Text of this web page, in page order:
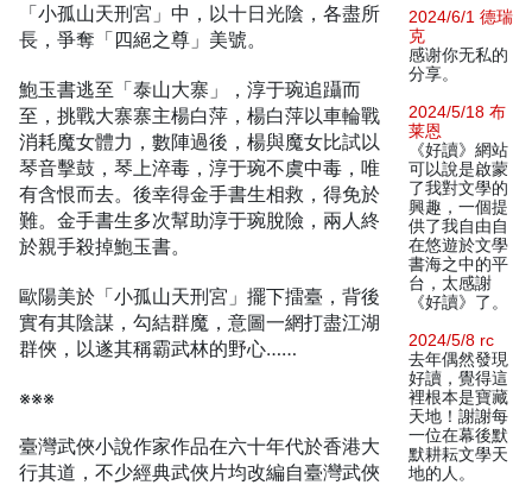
「小孤山天刑宮」中，以十日光陰，各盡所
長，爭奪「四絕之尊」美號。
鮑玉書逃至「泰山大寨」，淳于琬追躡而
至，挑戰大寨寨主楊白萍，楊白萍以車輪戰
消耗魔女體力，數陣過後，楊與魔女比試以
琴音擊鼓，琴上淬毒，淳于琬不虞中毒，唯
有含恨而去。後幸得金手書生相救，得免於
難。金手書生多次幫助淳于琬脫險，兩人終
於親手殺掉鮑玉書。
歐陽美於「小孤山天刑宮」擺下擂臺，背後
實有其陰謀，勾結群魔，意圖一網打盡江湖
群俠，以遂其稱霸武林的野心……
※※※
臺灣武俠小說作家作品在六十年代於香港大
行其道，不少經典武俠片均改編自臺灣武俠
2024/6/1 德瑞
克
感谢你无私的
分享。
2024/5/18 布
莱恩
《好讀》網站
可以說是啟蒙
了我對文學的
興趣，一個提
供了我自由自
在悠遊於文學
書海之中的平
台，太感謝
《好讀》了。
2024/5/8 rc
去年偶然發現
好讀，覺得這
裡根本是寶藏
天地！謝謝每
一位在幕後默
默耕耘文學天
地的人。